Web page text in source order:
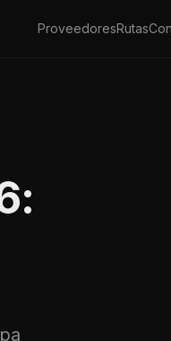
ProveedoresRutas